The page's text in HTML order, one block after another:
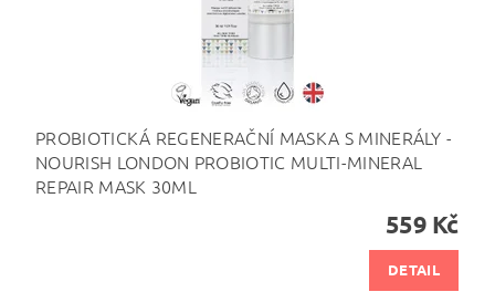
PROBIOTICKÁ REGENERAČNÍ MASKA S MINERÁLY -
NOURISH LONDON PROBIOTIC MULTI-MINERAL
REPAIR MASK 30ML
559 Kč
DETAIL